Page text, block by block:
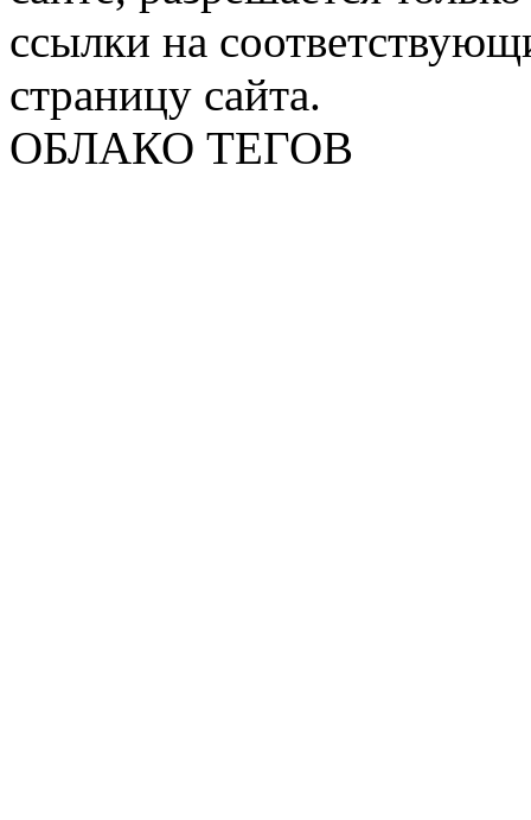
ссылки на
страницу сайта.
ОБЛАКО ТЕГОВ